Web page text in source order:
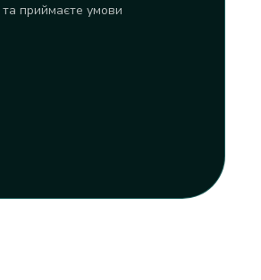
приймаєте умови